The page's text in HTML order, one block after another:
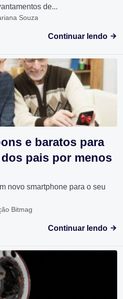
de...
Souza
Continuar lendo
e baratos para
pais por menos
novo smartphone para o seu
Bitmag
Continuar lendo